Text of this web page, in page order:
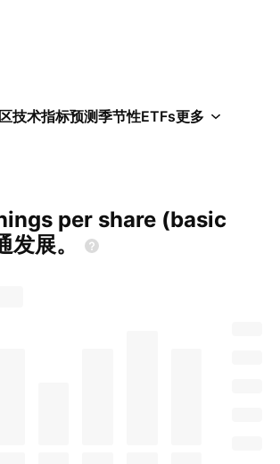
技术指标预测季节性ETFs更多
per share (basic
展。